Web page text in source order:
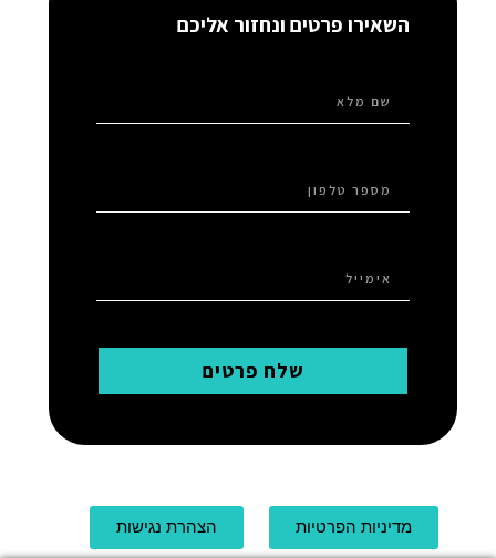
השאירו פרטים ונחזור אליכם
שלח פרטים
מדיניות הפרטיות הצהרת נגישות